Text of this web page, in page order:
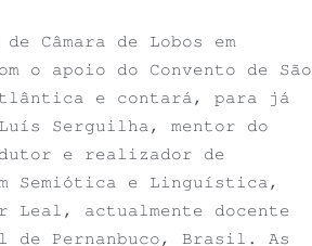
Câmara de Lobos em
o apoio do Convento de São
e contará, para já
Serguilha, mentor do
e realizador de
Semiótica e Linguística,
actualmente docente
de Pernanbuco, Brasil. As